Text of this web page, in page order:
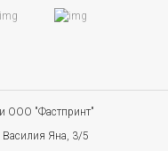
ООО "Фастпринт"
Василия Яна, 3/5